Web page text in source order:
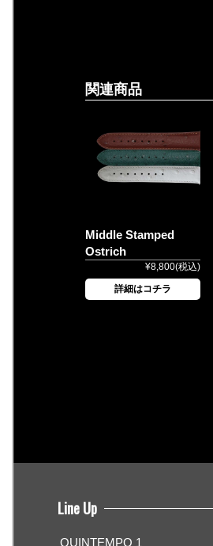
関連商品
Middle Stamped
Ostrich
¥8,800(税込)
詳細はコチラ
Line Up
QUINTEMPO 1